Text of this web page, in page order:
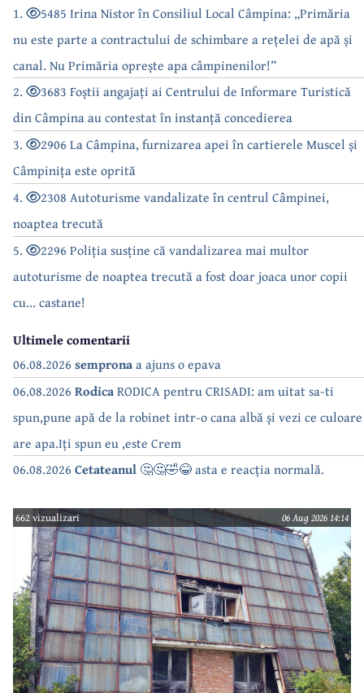
1.
5485 Irina Nistor în Consiliul Local Câmpina: „Primăria
nu este parte a contractului de schimbare a rețelei de apă și
canal. Nu Primăria oprește apa câmpinenilor!”
2.
3683 Foștii angajați ai Centrului de Informare Turistică
din Câmpina au contestat în instanță concedierea
3.
2906 La Câmpina, furnizarea apei în cartierele Muscel și
Câmpinița este oprită
4.
2308 Autoturisme vandalizate în centrul Câmpinei,
noaptea trecută
5.
2296 Poliția susține că vandalizarea mai multor
autoturisme de noaptea trecută a fost doar joaca unor copii
cu... castane!
Ultimele comentarii
06.08.2026 sempronaa ajuns o epava
06.08.2026 RodicaRODICA pentru CRISADI: am uitat sa-ti
spun,pune apă de la robinet intr-o cana albă și vezi ce culoare
are apa.Iți spun eu ,este Crem
06.08.2026 Cetateanul 🤔🤔🤣😂 asta e reacția normală.
662 vizualizari 06 Aug 2026 14:14